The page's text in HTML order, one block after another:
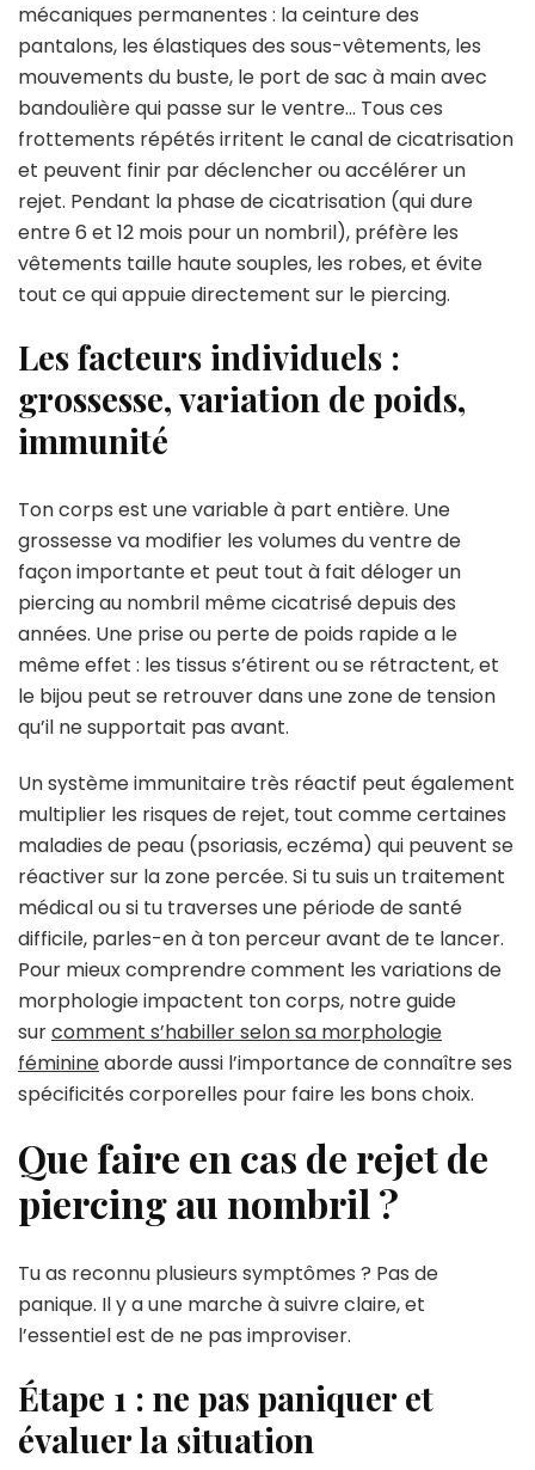
mécaniques permanentes : la ceinture des
pantalons, les élastiques des sous-vêtements, les
mouvements du buste, le port de sac à main avec
bandoulière qui passe sur le ventre… Tous ces
frottements répétés irritent le canal de cicatrisation
et peuvent finir par déclencher ou accélérer un
rejet. Pendant la phase de cicatrisation (qui dure
entre 6 et 12 mois pour un nombril), préfère les
vêtements taille haute souples, les robes, et évite
tout ce qui appuie directement sur le piercing.
Les facteurs individuels :
grossesse, variation de poids,
immunité
Ton corps est une variable à part entière. Une
grossesse va modifier les volumes du ventre de
façon importante et peut tout à fait déloger un
piercing au nombril même cicatrisé depuis des
années. Une prise ou perte de poids rapide a le
même effet : les tissus s’étirent ou se rétractent, et
le bijou peut se retrouver dans une zone de tension
qu’il ne supportait pas avant.
Un système immunitaire très réactif peut également
multiplier les risques de rejet, tout comme certaines
maladies de peau (psoriasis, eczéma) qui peuvent se
réactiver sur la zone percée. Si tu suis un traitement
médical ou si tu traverses une période de santé
difficile, parles-en à ton perceur avant de te lancer.
Pour mieux comprendre comment les variations de
morphologie impactent ton corps, notre guide
surcomment s’habiller selon sa morphologie
féminineaborde aussi l’importance de connaître ses
spécificités corporelles pour faire les bons choix.
Que faire en cas de rejet de
piercing au nombril ?
Tu as reconnu plusieurs symptômes ? Pas de
panique. Il y a une marche à suivre claire, et
l’essentiel est de ne pas improviser.
Étape 1 : ne pas paniquer et
évaluer la situation